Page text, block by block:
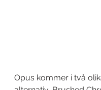
Opus kommer i två